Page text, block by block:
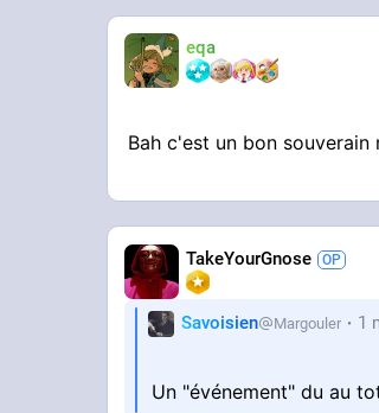
eqa
Bah c'est un bon
TakeYourGnose
Savoisien Margouler 1
Un "événement" du au